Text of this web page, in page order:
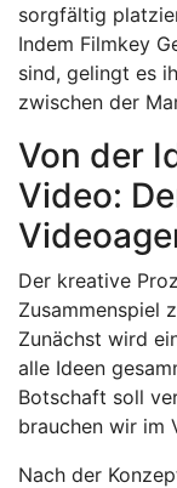
sorgfältig
Indem Filmkey
sind, gelingt es
zwischen der
Von der
Video:
Der kreative
Zusammenspiel
Zunächst wird
alle Ideen
Botschaft soll
brauchen wir im
Nach der